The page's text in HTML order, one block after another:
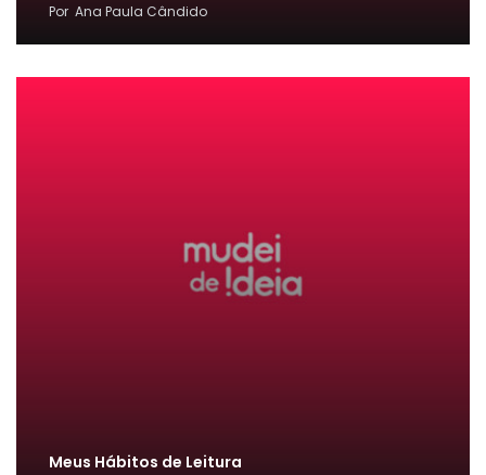
Por Ana Paula Cândido
Meus Hábitos de Leitura